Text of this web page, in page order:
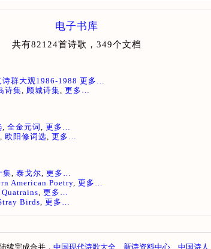
电子书库
共有82124首诗歌，349个文档
群大观1986-1988 更多…
诗集, 顾城诗集, 更多…
, 全金元词 , 更多…
, 欧阳修词选, 更多…
集, 泰戈尔, 更多…
American Poetry, 更多…
, 更多…
Birds, 更多…
续完成合并， 中国现代诗歌大全 新诗资料中心 中国诗人